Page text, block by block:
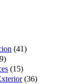
(41)
(15)
(36)